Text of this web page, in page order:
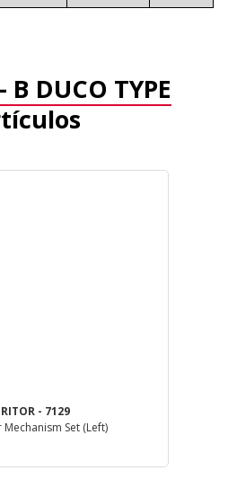
B DUCO TYPE
- 7129
Mechanism Set (Left)